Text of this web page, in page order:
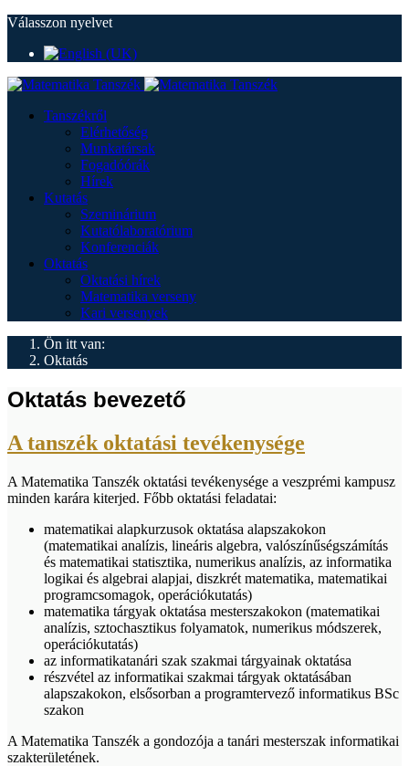
Válasszon nyelvet
Tanszékről
Elérhetőség
Munkatársak
Fogadóórák
Hírek
Kutatás
Szeminárium
Kutatólaboratórium
Konferenciák
Oktatás
Oktatási hírek
Matematika verseny
Kari versenyek
Ön itt van:
Oktatás
Oktatás bevezető
A tanszék oktatási tevékenysége
A Matematika Tanszék oktatási tevékenysége a veszprémi kampusz
minden karára kiterjed. Főbb oktatási feladatai:
matematikai alapkurzusok oktatása alapszakokon
(matematikai analízis, lineáris algebra, valószínűségszámítás
és matematikai statisztika, numerikus analízis, az informatika
logikai és algebrai alapjai, diszkrét matematika, matematikai
programcsomagok, operációkutatás)
matematika tárgyak oktatása mesterszakokon (matematikai
analízis, sztochasztikus folyamatok, numerikus módszerek,
operációkutatás)
az informatikatanári szak szakmai tárgyainak oktatása
részvétel az informatikai szakmai tárgyak oktatásában
alapszakokon, elsősorban a programtervező informatikus BSc
szakon
A Matematika Tanszék a gondozója a tanári mesterszak informatikai
szakterületének.